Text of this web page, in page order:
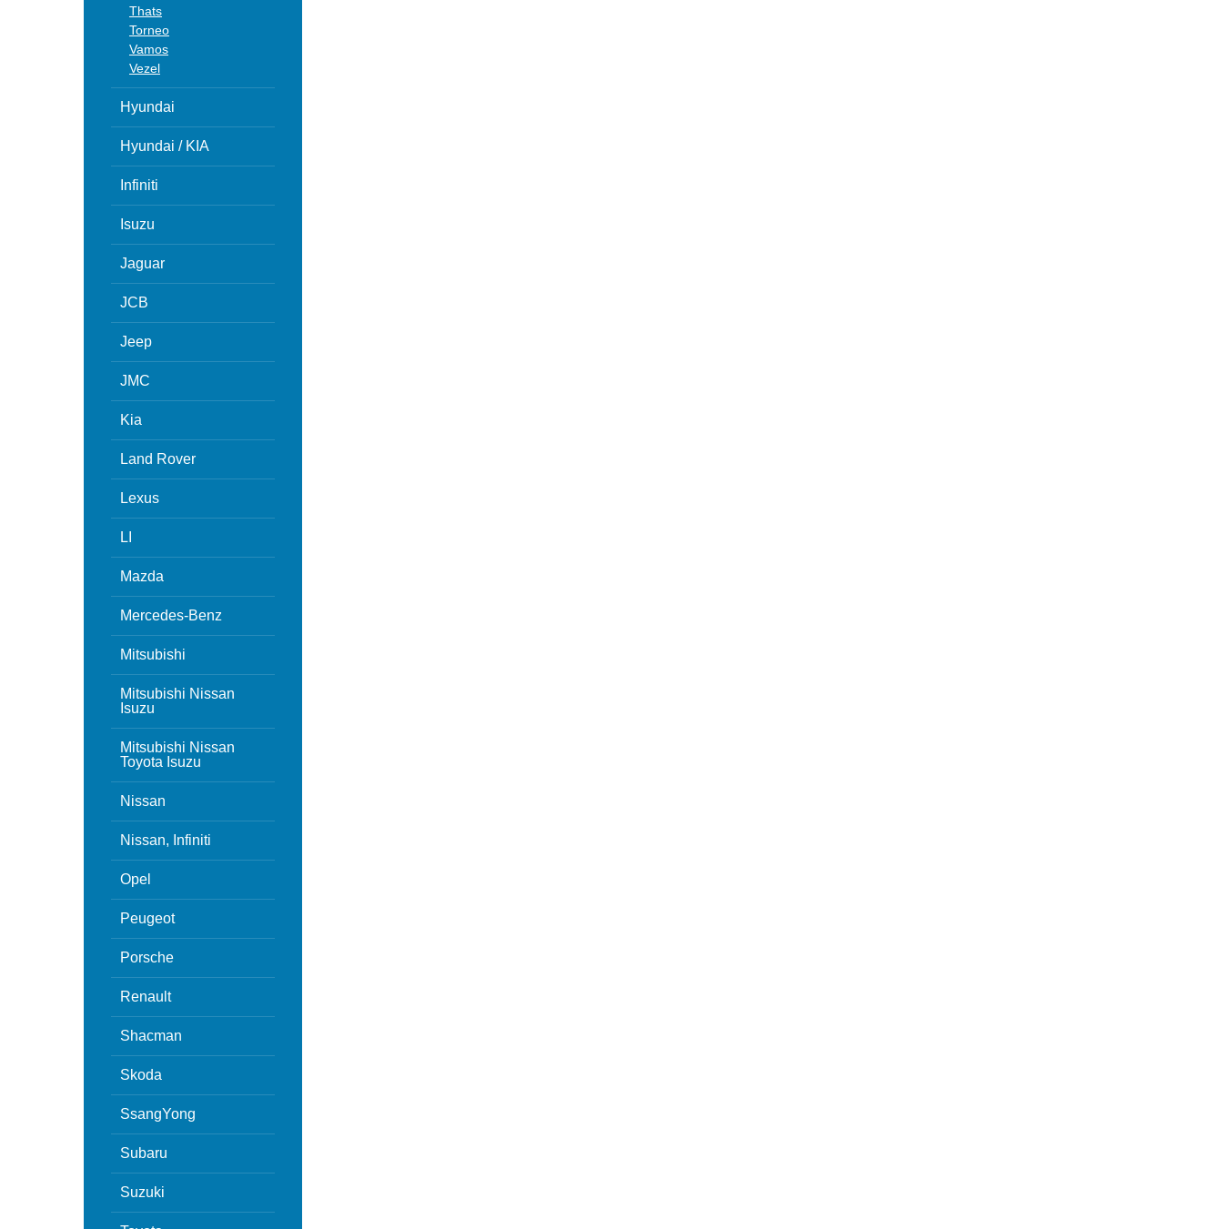
Thats
Torneo
Vamos
Vezel
Hyundai
Hyundai / KIA
Infiniti
Isuzu
Jaguar
JCB
Jeep
JMC
Kia
Land Rover
Lexus
LI
Mazda
Mercedes-Benz
Mitsubishi
Mitsubishi Nissan
Isuzu
Mitsubishi Nissan
Toyota Isuzu
Nissan
Nissan, Infiniti
Opel
Peugeot
Porsche
Renault
Shacman
Skoda
SsangYong
Subaru
Suzuki